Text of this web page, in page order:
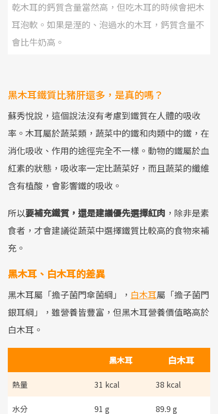
乾木耳的鈣質含量當然高，但吃木耳的時候會把木
耳泡軟。如果是溼的、泡過水的木耳，鈣質含量不
會比牛奶高。
黑木耳鐵質比豬肝還多，是真的嗎？
蘇秀悅說，這個說法沒有考慮到鐵質在人體的吸收
率。木耳屬於蔬菜類，蔬菜中的鐵和肉類中的鐵，在
消化吸收、作用的途徑完全不一樣。動物的鐵屬於血
紅素的狀態，吸收率一定比蔬菜好，而且蔬菜的纖維
含有植酸，會影響鐵的吸收。
所以要補充鐵質，還是建議優先選擇紅肉 ，除非是素
食者，才會建議從蔬菜中選擇鐵質比較高的食物來補
充。
黑木耳、白木耳的差異
黑木耳屬「擔子菌門傘菌綱」， 白木耳屬「擔子菌門
銀耳綱」，雖營養皆豐富，但黑木耳營養價值略高於
白木耳。
黑木耳 白木耳
熱量 31 kcal 38 kcal
水分 91 g 89.9 g